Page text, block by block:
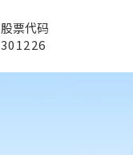
股票代码
301226